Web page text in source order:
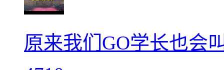
原来我们GO学长也会